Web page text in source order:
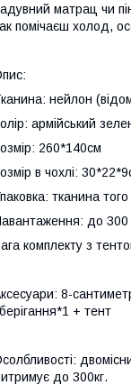
матрац чи
помічаєш холод,
нейлон
армійський
260*140см
в чохлі:
тканина
до 300
комплекту з
8-
+ тент
до 300кг.